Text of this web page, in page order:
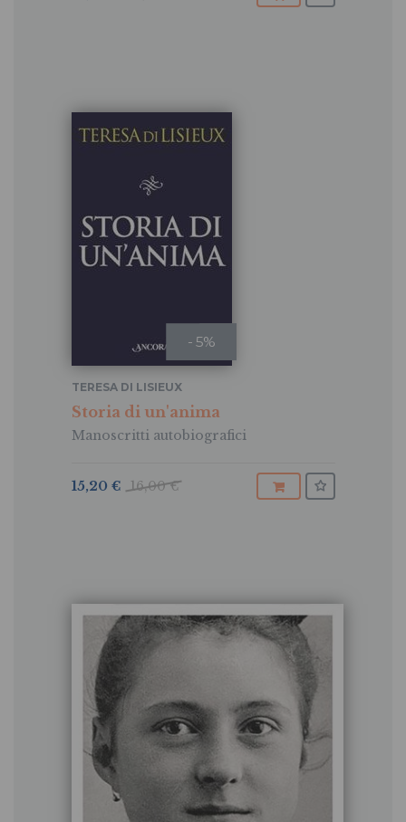
- 5%
Storia di un'anima
Manoscritti autobiografici
TERESA DI LISIEUX
16,00 €
15,20 €